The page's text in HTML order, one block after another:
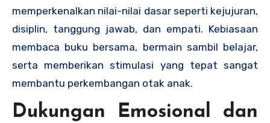
memperkenalkan nilai-nilai dasar seperti kejujuran,
disiplin, tanggung jawab, dan empati. Kebiasaan
membaca buku bersama, bermain sambil belajar,
serta memberikan stimulasi yang tepat sangat
membantu perkembangan otak anak.
Dukungan Emosional dan